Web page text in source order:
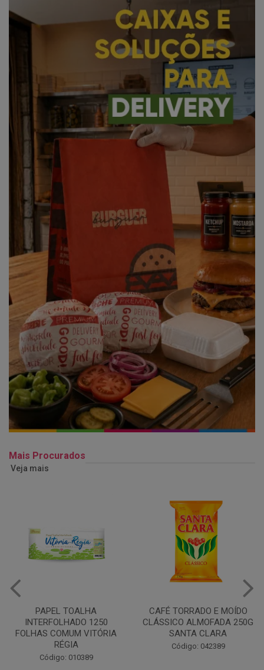
Mais Procurados
Veja mais
CAFÉ TORRADO E MOÍDO
CLÁSSICO ALMOFADA 250G
SANTA CLARA
Código: 042389
Copo Plástico Branco 180ml
Pacote c/100 - Cristalcopo
Código: 031413